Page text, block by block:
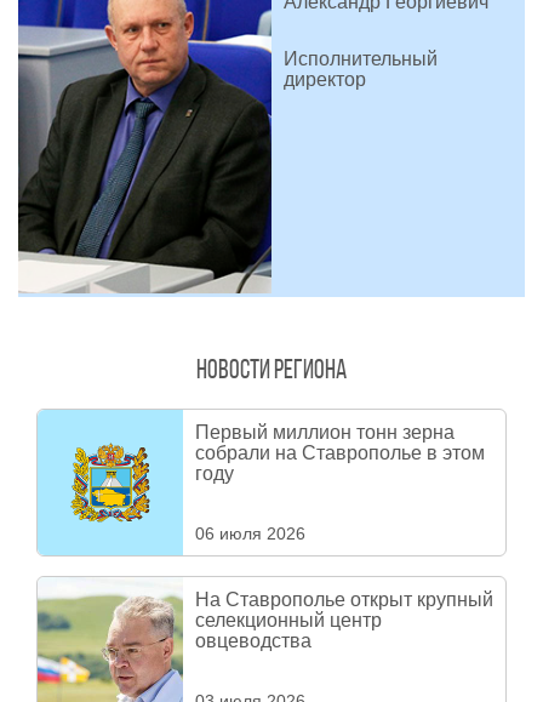
Исполнительный
директор
Новости региона
Первый миллион тонн зерна
собрали на Ставрополье в этом
году
06 июля 2026
На Ставрополье открыт крупный
селекционный центр
овцеводства